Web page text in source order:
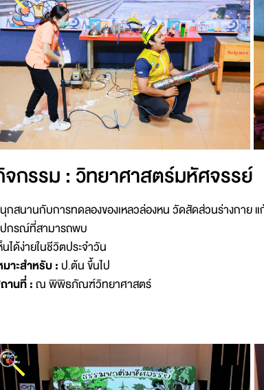
กรรม : วิทยาศาสตร์มหัศจรรย์
กสนานกับการทดลองของเหลวล่องหน วัดสัดส่วนร่างกาย
กรณ์ที่สามารถพบ
นได้ง่ายในชีวิตประจำวัน
มาะสำหรับ : ป.ต้น ขึ้นไป
านที่ :ณ พิพิธภัณฑ์วิทยาศาสตร์